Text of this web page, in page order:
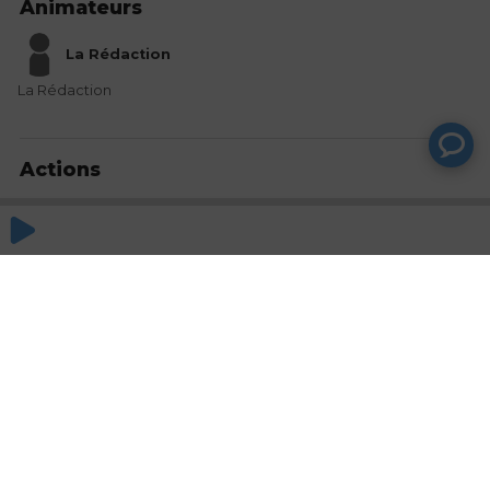
Animateurs
La Rédaction
La Rédaction
Actions